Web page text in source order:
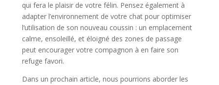
qui fera le plaisir de votre félin. Pensez également à
adapter l’environnement de votre chat pour optimiser
l’utilisation de son nouveau coussin : un emplacement
calme, ensoleillé, et éloigné des zones de passage
peut encourager votre compagnon à en faire son
refuge favori.
Dans un prochain article, nous pourrions aborder les